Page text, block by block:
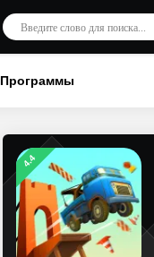
Программы
4.4